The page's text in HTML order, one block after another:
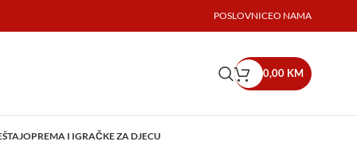
POSLOVNICEO NAMA
0,00 KM
OPREMA I IGRAČKE ZA DJECU